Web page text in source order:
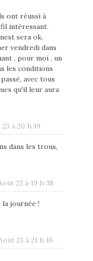
ont réussi à
intéressant.
sera ok.
vendredi dans
, pour moi , un
les conditions
avec tous
qu'il leur aura
à 20 h 19
dans les trous,
23 à 19 h 38
la journée !
23 à 21 h 16